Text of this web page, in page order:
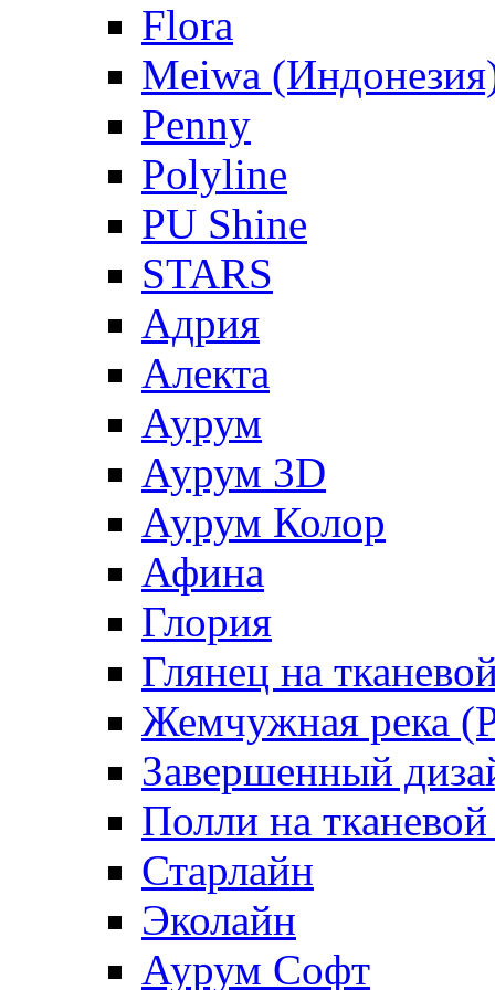
Flora
Meiwa
Penny
Polyline
PU Shine
STARS
Адрия
Алекта
Аурум
Аурум 3D
Аурум Колор
Афина
Глория
Глянец на
Жемчужная река
Завершенный
Полли на
Старлайн
Эколайн
Аурум Софт